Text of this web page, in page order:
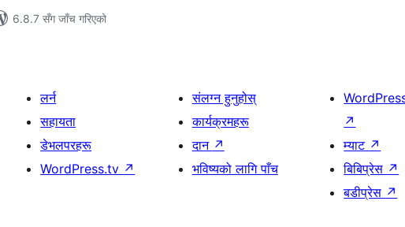
6.8.7 सँग जाँच गरिएको
लर्न
सहायता
डेभलपरहरू
WordPress.tv ↗
संलग्न हुनुहोस्
कार्यक्रमहरू
दान ↗
भविष्यको लागि पाँच
↗
म्याट ↗
बिबिप्रेस ↗
बडीप्रेस ↗